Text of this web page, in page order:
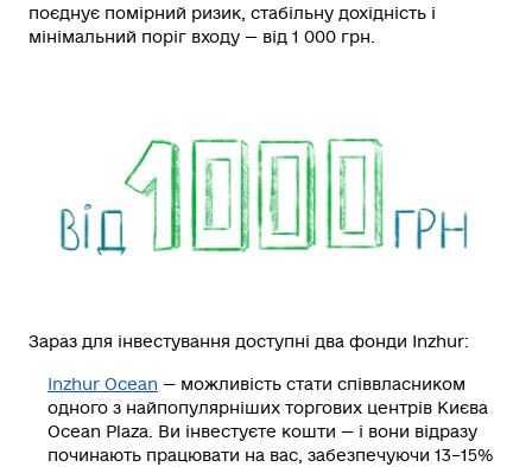
поєднує помірний ризик, стабільну дохідність і
мінімальний поріг входу — від 1 000 грн.
Зараз для інвестування доступні два фонди Inzhur:
Inzhur Ocean — можливість стати співвласником
одного з найпопулярніших торгових центрів Києва
Ocean Plaza. Ви інвестуєте кошти — і вони відразу
починають працювати на вас, забезпечуючи 13–15%